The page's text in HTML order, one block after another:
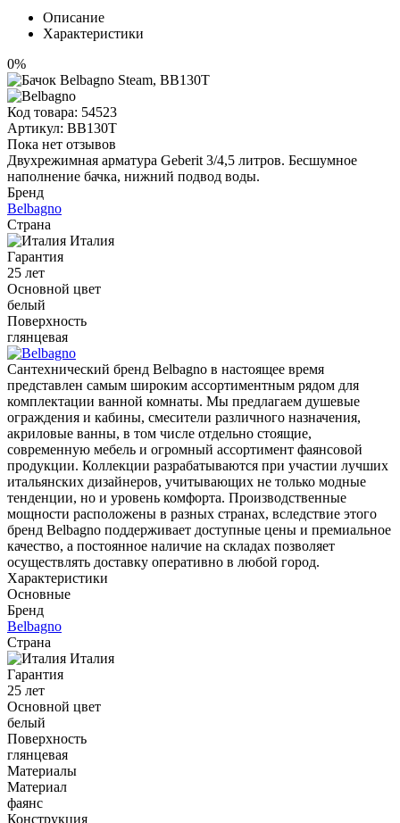
Описание
Характеристики
0%
Код товара: 54523
Артикул: BB130T
Пока нет отзывов
Двухрежимная арматура Geberit 3/4,5 литров. Бесшумное
наполнение бачка, нижний подвод воды.
Бренд
Belbagno
Страна
Италия
Гарантия
25 лет
Основной цвет
белый
Поверхность
глянцевая
Сантехнический бренд Belbagno в настоящее время
представлен самым широким ассортиментным рядом для
комплектации ванной комнаты. Мы предлагаем душевые
ограждения и кабины, смесители различного назначения,
акриловые ванны, в том числе отдельно стоящие,
современную мебель и огромный ассортимент фаянсовой
продукции. Коллекции разрабатываются при участии лучших
итальянских дизайнеров, учитывающих не только модные
тенденции, но и уровень комфорта. Производственные
мощности расположены в разных странах, вследствие этого
бренд Belbagno поддерживает доступные цены и премиальное
качество, а постоянное наличие на складах позволяет
осуществлять доставку оперативно в любой город.
Характеристики
Основные
Бренд
Belbagno
Страна
Италия
Гарантия
25 лет
Основной цвет
белый
Поверхность
глянцевая
Материалы
Материал
фаянс
Конструкция